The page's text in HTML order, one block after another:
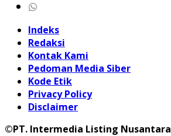
Indeks
Redaksi
Kontak Kami
Pedoman Media Siber
Kode Etik
Privacy Policy
Disclaimer
©PT. Intermedia Listing Nusantara